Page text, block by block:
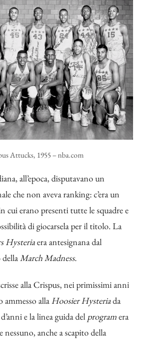
Attucks, 1955 – nba.com
all’epoca, disputavano un
che non aveva ranking: c’era un
cui erano presenti tutte le squadre e
di giocarsela per il titolo. La
Hysteriaera antesignana dal
March Madness.
alla Crispus, nei primissimi anni
ammesso alla Hoosier Hysteriada
e la linea guida del programera
anche a scapito della